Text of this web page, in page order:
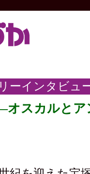
ーインタビュ
オスカルと